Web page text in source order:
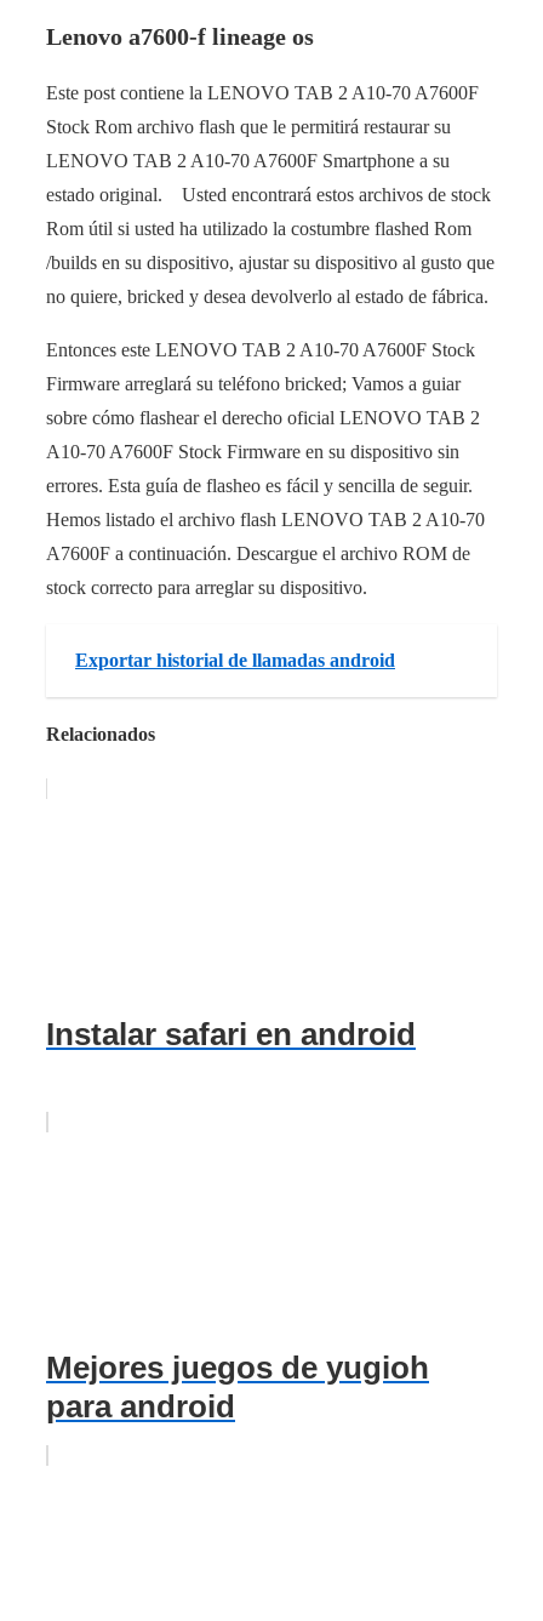
Lenovo a7600-f lineage os
Este post contiene la LENOVO TAB 2 A10-70 A7600F
Stock Rom archivo flash que le permitirá restaurar su
LENOVO TAB 2 A10-70 A7600F Smartphone a su
estado original. Usted encontrará estos archivos de stock
Rom útil si usted ha utilizado la costumbre flashed Rom
/builds en su dispositivo, ajustar su dispositivo al gusto que
no quiere, bricked y desea devolverlo al estado de fábrica.
Entonces este LENOVO TAB 2 A10-70 A7600F Stock
Firmware arreglará su teléfono bricked; Vamos a guiar
sobre cómo flashear el derecho oficial LENOVO TAB 2
A10-70 A7600F Stock Firmware en su dispositivo sin
errores. Esta guía de flasheo es fácil y sencilla de seguir.
Hemos listado el archivo flash LENOVO TAB 2 A10-70
A7600F a continuación. Descargue el archivo ROM de
stock correcto para arreglar su dispositivo.
Exportar historial de llamadas android
Relacionados
Instalar safari en android
Mejores juegos de yugioh
para android